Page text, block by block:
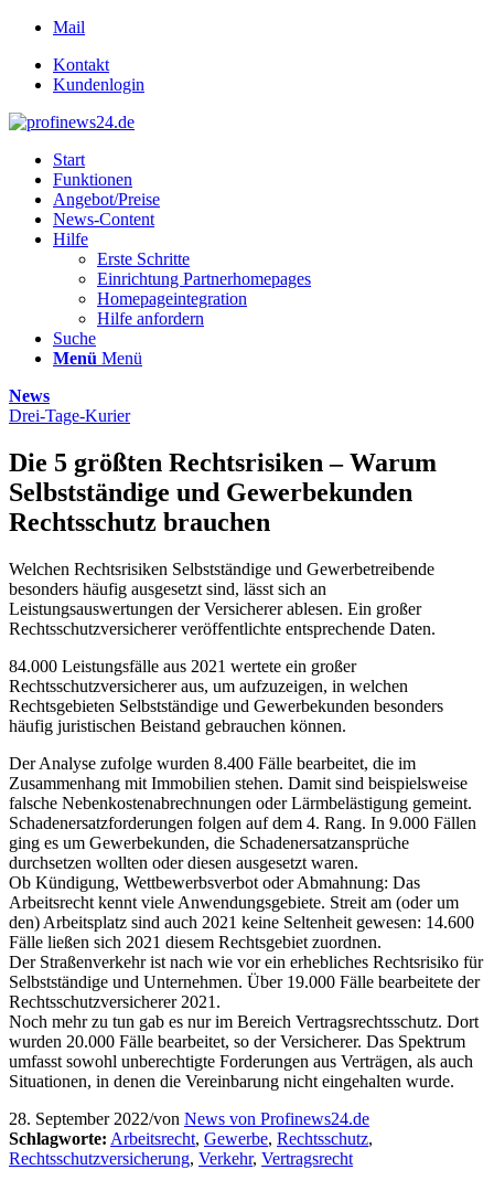
Mail
Kontakt
Kundenlogin
Start
Funktionen
Angebot/Preise
News-Content
Hilfe
Erste Schritte
Einrichtung Partnerhomepages
Homepageintegration
Hilfe anfordern
Suche
Menü Menü
News
Drei-Tage-Kurier
Die 5 größten Rechtsrisiken – Warum
Selbstständige und Gewerbekunden
Rechtsschutz brauchen
Welchen Rechtsrisiken Selbstständige und Gewerbetreibende
besonders häufig ausgesetzt sind, lässt sich an
Leistungsauswertungen der Versicherer ablesen. Ein großer
Rechtsschutzversicherer veröffentlichte entsprechende Daten.
84.000 Leistungsfälle aus 2021 wertete ein großer
Rechtsschutzversicherer aus, um aufzuzeigen, in welchen
Rechtsgebieten Selbstständige und Gewerbekunden besonders
häufig juristischen Beistand gebrauchen können.
Der Analyse zufolge wurden 8.400 Fälle bearbeitet, die im
Zusammenhang mit Immobilien stehen. Damit sind beispielsweise
falsche Nebenkostenabrechnungen oder Lärmbelästigung gemeint.
Schadenersatzforderungen folgen auf dem 4. Rang. In 9.000 Fällen
ging es um Gewerbekunden, die Schadenersatzansprüche
durchsetzen wollten oder diesen ausgesetzt waren.
Ob Kündigung, Wettbewerbsverbot oder Abmahnung: Das
Arbeitsrecht kennt viele Anwendungsgebiete. Streit am (oder um
den) Arbeitsplatz sind auch 2021 keine Seltenheit gewesen: 14.600
Fälle ließen sich 2021 diesem Rechtsgebiet zuordnen.
Der Straßenverkehr ist nach wie vor ein erhebliches Rechtsrisiko für
Selbstständige und Unternehmen. Über 19.000 Fälle bearbeitete der
Rechtsschutzversicherer 2021.
Noch mehr zu tun gab es nur im Bereich Vertragsrechtsschutz. Dort
wurden 20.000 Fälle bearbeitet, so der Versicherer. Das Spektrum
umfasst sowohl unberechtigte Forderungen aus Verträgen, als auch
Situationen, in denen die Vereinbarung nicht eingehalten wurde.
28. September 2022/von News von Profinews24.de
Schlagworte: Arbeitsrecht, Gewerbe, Rechtsschutz,
Rechtsschutzversicherung, Verkehr, Vertragsrecht